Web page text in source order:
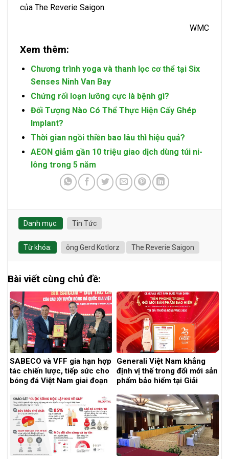
của The Reverie Saigon.
WMC
Xem thêm:
Chương trình yoga và thanh lọc cơ thể tại Six
Senses Ninh Van Bay
Chứng rối loạn lưỡng cực là bệnh gì?
Đối Tượng Nào Có Thể Thực Hiện Cấy Ghép
Implant?
Thời gian ngồi thiền bao lâu thì hiệu quả?
AEON giảm gần 10 triệu giao dịch dùng túi ni-
lông trong 5 năm
Danh mục: Tin Tức
Từ khóa: ông Gerd Kotlorz The Reverie Saigon
Bài viết cùng chủ đề:
SABECO và VFF gia hạn hợp
tác chiến lược, tiếp sức cho
bóng đá Việt Nam giai đoạn
Generali Việt Nam khẳng
định vị thế trong đổi mới sản
phẩm bảo hiểm tại Giải